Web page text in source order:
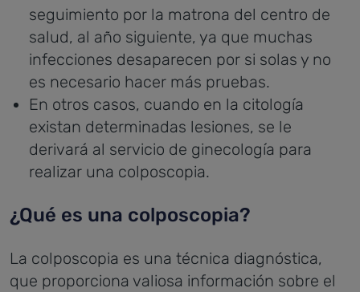
seguimiento por la matrona del centro de
salud, al año siguiente, ya que muchas
infecciones desaparecen por si solas y no
es necesario hacer más pruebas.
En otros casos, cuando en la citología
existan determinadas lesiones, se le
derivará al servicio de ginecología para
realizar una colposcopia.
¿Qué es una colposcopia?
La colposcopia es una técnica diagnóstica,
que proporciona valiosa información sobre el